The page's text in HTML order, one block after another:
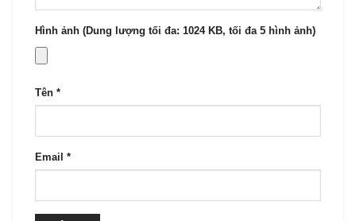
Hình ảnh (Dung lượng tối đa: 1024 KB, tối đa 5 hình ảnh)
Tên *
Email *